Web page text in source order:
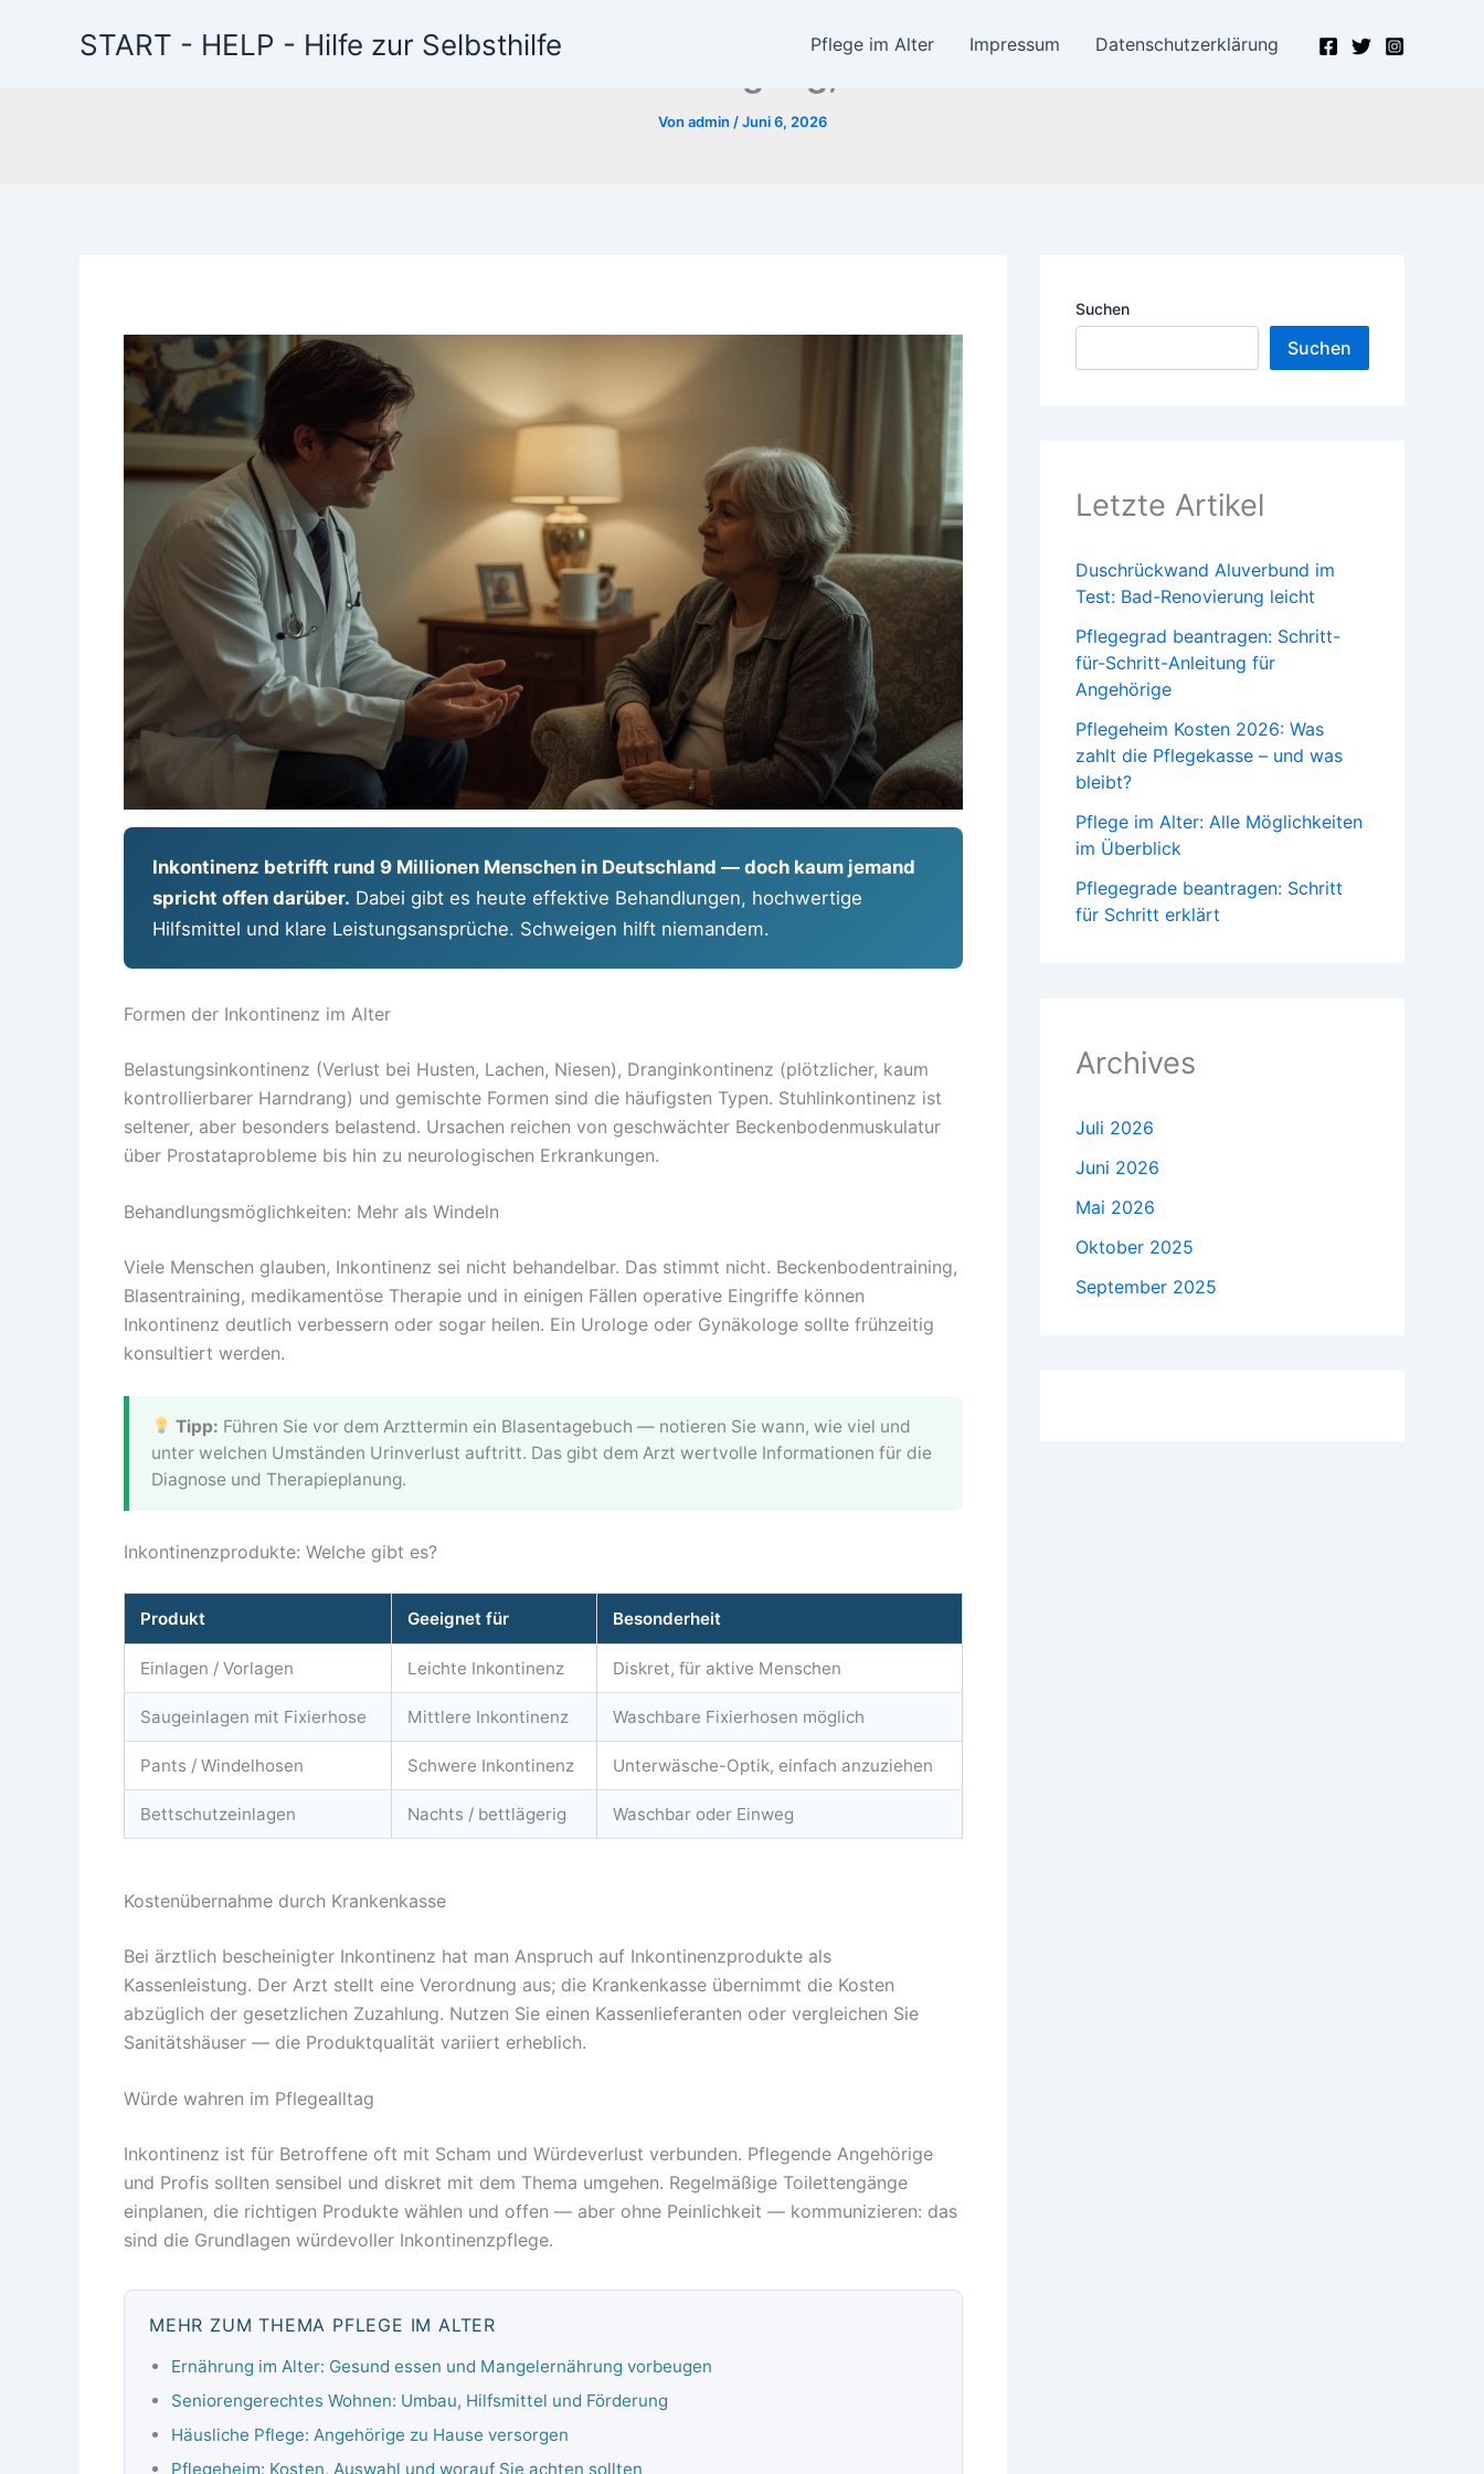
START - HELP - Hilfe zur Selbsthilfe Pflege im Alter Impressum Datenschutzerklärung
Von admin /Juni 6, 2026
Inkontinenz betrifft rund 9 Millionen Menschen in Deutschland — doch kaum jemand
spricht offen darüber. Dabei gibt es heute effektive Behandlungen, hochwertige
Hilfsmittel und klare Leistungsansprüche. Schweigen hilft niemandem.
Formen der Inkontinenz im Alter
Belastungsinkontinenz (Verlust bei Husten, Lachen, Niesen), Dranginkontinenz (plötzlicher, kaum
kontrollierbarer Harndrang) und gemischte Formen sind die häufigsten Typen. Stuhlinkontinenz ist
seltener, aber besonders belastend. Ursachen reichen von geschwächter Beckenbodenmuskulatur
über Prostataprobleme bis hin zu neurologischen Erkrankungen.
Behandlungsmöglichkeiten: Mehr als Windeln
Viele Menschen glauben, Inkontinenz sei nicht behandelbar. Das stimmt nicht. Beckenbodentraining,
Blasentraining, medikamentöse Therapie und in einigen Fällen operative Eingriffe können
Inkontinenz deutlich verbessern oder sogar heilen. Ein Urologe oder Gynäkologe sollte frühzeitig
konsultiert werden.
Tipp: Führen Sie vor dem Arzttermin ein Blasentagebuch — notieren Sie wann, wie viel und
unter welchen Umständen Urinverlust auftritt. Das gibt dem Arzt wertvolle Informationen für die
Diagnose und Therapieplanung.
Inkontinenzprodukte: Welche gibt es?
Produkt Geeignet für Besonderheit
Einlagen / Vorlagen Leichte Inkontinenz Diskret, für aktive Menschen
Saugeinlagen mit Fixierhose Mittlere Inkontinenz Waschbare Fixierhosen möglich
Pants / Windelhosen Schwere Inkontinenz Unterwäsche-Optik, einfach anzuziehen
Bettschutzeinlagen Nachts / bettlägerig Waschbar oder Einweg
Kostenübernahme durch Krankenkasse
Bei ärztlich bescheinigter Inkontinenz hat man Anspruch auf Inkontinenzprodukte als
Kassenleistung. Der Arzt stellt eine Verordnung aus; die Krankenkasse übernimmt die Kosten
abzüglich der gesetzlichen Zuzahlung. Nutzen Sie einen Kassenlieferanten oder vergleichen Sie
Sanitätshäuser — die Produktqualität variiert erheblich.
Würde wahren im Pflegealltag
Inkontinenz ist für Betroffene oft mit Scham und Würdeverlust verbunden. Pflegende Angehörige
und Profis sollten sensibel und diskret mit dem Thema umgehen. Regelmäßige Toilettengänge
einplanen, die richtigen Produkte wählen und offen — aber ohne Peinlichkeit — kommunizieren: das
sind die Grundlagen würdevoller Inkontinenzpflege.
MEHR ZUM THEMA PFLEGE IM ALTER
Ernährung im Alter: Gesund essen und Mangelernährung vorbeugen
Seniorengerechtes Wohnen: Umbau, Hilfsmittel und Förderung
Häusliche Pflege: Angehörige zu Hause versorgen
Pflegeheim: Kosten, Auswahl und worauf Sie achten sollten
Suchen
Suchen
Letzte Artikel
Duschrückwand Aluverbund im
Test: Bad-Renovierung leicht
Pflegegrad beantragen: Schritt-
für-Schritt-Anleitung für
Angehörige
Pflegeheim Kosten 2026: Was
zahlt die Pflegekasse – und was
bleibt?
Pflege im Alter: Alle Möglichkeiten
im Überblick
Pflegegrade beantragen: Schritt
für Schritt erklärt
Archives
Juli 2026
Juni 2026
Mai 2026
Oktober 2025
September 2025